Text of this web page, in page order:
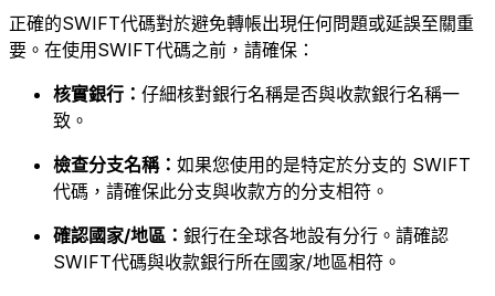
正確的SWIFT代碼對於避免轉帳出現任何問題或延誤至關重
要。在使用SWIFT代碼之前，請確保：
核實銀行： 仔細核對銀行名稱是否與收款銀行名稱一
致。
檢查分支名稱： 如果您使用的是特定於分支的 SWIFT
代碼，請確保此分支與收款方的分支相符。
確認國家/地區： 銀行在全球各地設有分行。請確認
SWIFT代碼與收款銀行所在國家/地區相符。